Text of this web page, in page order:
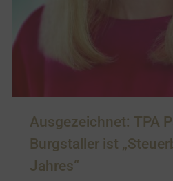
Ausgezeichnet: TPA
Burgstaller ist
Jahres“